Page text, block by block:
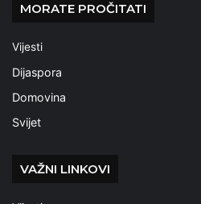
MORATE PROČITATI
Vijesti
Dijaspora
Domovina
Svijet
VAŽNI LINKOVI